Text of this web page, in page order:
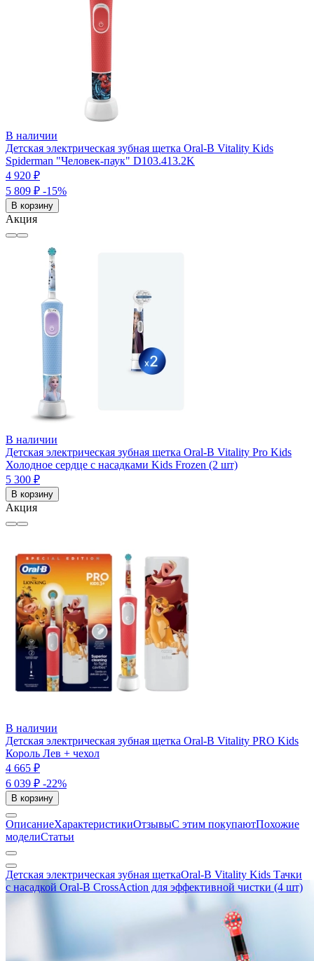
В наличии
Детская электрическая зубная щетка Oral-B Vitality Kids
Spiderman "Человек-паук" D103.413.2K
4 920 ₽
5 809 ₽ -15%
В корзину
Акция
В наличии
Детская электрическая зубная щетка Oral-B Vitality Pro Kids
Холодное сердце с насадками Kids Frozen (2 шт)
5 300 ₽
В корзину
Акция
В наличии
Детская электрическая зубная щетка Oral-B Vitality PRO Kids
Король Лев + чехол
4 665 ₽
6 039 ₽ -22%
В корзину
ОписаниеХарактеристикиОтзывыС этим покупаютПохожие
моделиСтатьи
Детская электрическая зубная щеткаOral-B Vitality Kids Тачки
с насадкой Oral-B CrossAction для эффективной чистки (4 шт)